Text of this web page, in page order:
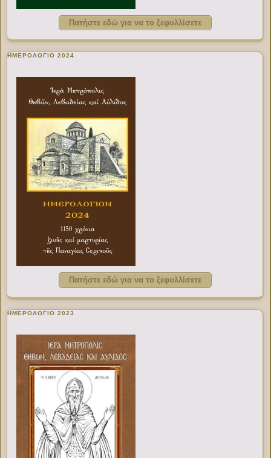
Πατήστε εδώ για να το ξεφυλλίσετε
ΗΜΕΡΟΛΟΓΙΟ 2024
Πατήστε εδώ για να το ξεφυλλίσετε
ΗΜΕΡΟΛΟΓΙΟ 2023